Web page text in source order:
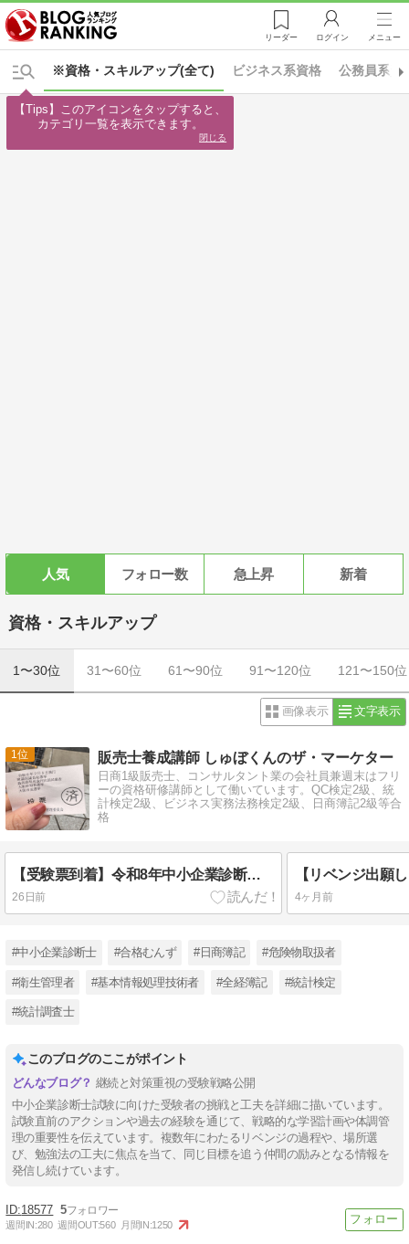
リーダー ログイン メニュー
※資格・スキルアップ(全て) ビジネス系資格 公務員系資
人気 フォロー数 急上昇 新着
資格・スキルアップ
1〜30位 31〜60位 61〜90位 91〜120位 121〜150位
画像表示 文字表示
1 販売士養成講師 しゅぼくんのザ・マーケター
日商1級販売士、コンサルタント業の会社員兼週末はフリ
ーの資格研修講師として働いています。QC検定2級、統
計検定2級、ビジネス実務法務検定2級、日商簿記2級等合
格
【受験票到着】令和8年中小企業診断士 1次試験
26日前 4ヶ月前
#中小企業診断士 #合格むんず #日商簿記 #危険物取扱者
#衛生管理者 #基本情報処理技術者 #全経簿記 #統計検定
#統計調査士
このブログのここがポイント
継続と対策重視の受験戦略公開
中小企業診断士試験に向けた受験者の挑戦と工夫を詳細に描いています。
試験直前のアクションや過去の経験を通じて、戦略的な学習計画や体調管
理の重要性を伝えています。複数年にわたるリベンジの過程や、場所選
び、勉強法の工夫に焦点を当て、同じ目標を追う仲間の励みとなる情報を
発信し続けています。
18577 5
週間IN:280 週間OUT:560 月間IN:1250
【Tips】このアイコンをタップすると、
カテゴリ一覧を表示できます。
閉じる